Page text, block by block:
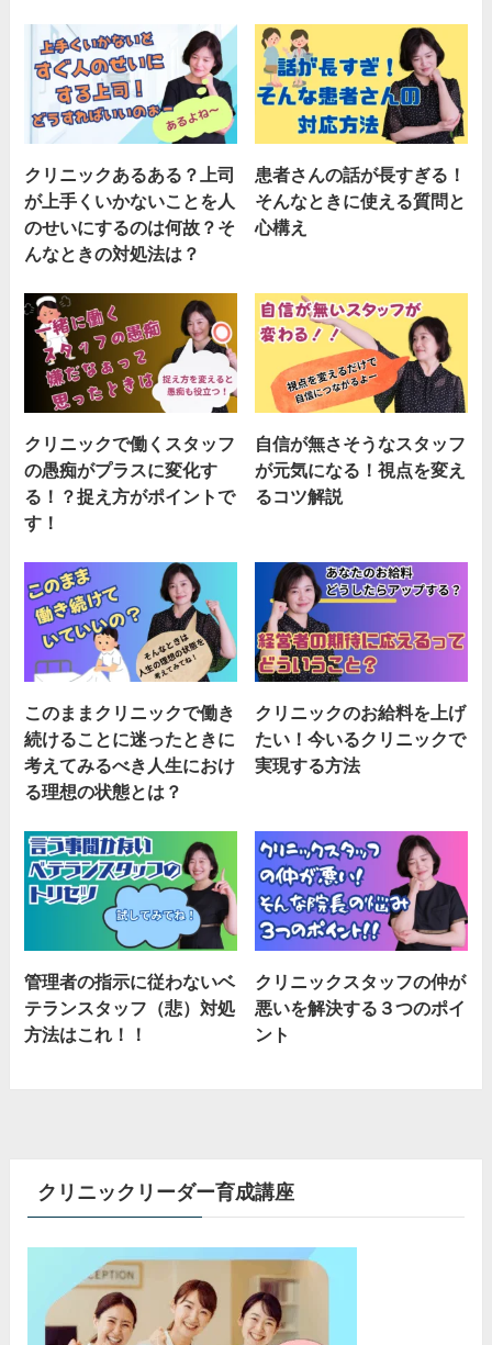
クリニックあるある？上司
が上手くいかないことを人
のせいにするのは何故？そ
んなときの対処法は？
患者さんの話が長すぎる！
そんなときに使える質問と
心構え
クリニックで働くスタッフ
の愚痴がプラスに変化す
る！？捉え方がポイントで
す！
自信が無さそうなスタッフ
が元気になる！視点を変え
るコツ解説
このままクリニックで働き
続けることに迷ったときに
考えてみるべき人生におけ
る理想の状態とは？
クリニックのお給料を上げ
たい！今いるクリニックで
実現する方法
管理者の指示に従わないベ
テランスタッフ（悲）対処
方法はこれ！！
クリニックスタッフの仲が
悪いを解決する３つのポイ
ント
クリニックリーダー育成講座